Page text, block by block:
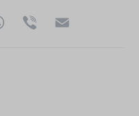
WhatsApp
Viber